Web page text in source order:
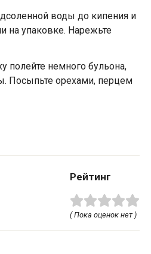
воды до кипения и
на упаковке. Нарежьте
полейте немного бульона,
Посыпьте орехами, перцем
Рейтинг
( Пока оценок нет )